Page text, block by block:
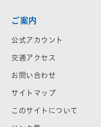
ご案内
公式アカウント
交通アクセス
お問い合わせ
サイトマップ
このサイトについて